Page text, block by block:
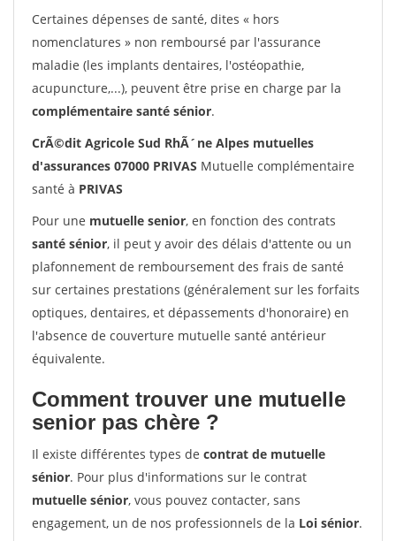
Certaines dépenses de santé, dites « hors
nomenclatures » non remboursé par l'assurance
maladie (les implants dentaires, l'ostéopathie,
acupuncture,...), peuvent être prise en charge par la
complémentaire santé sénior.
CrÃ©dit Agricole Sud RhÃ´ne Alpes mutuelles
d'assurances 07000 PRIVAS Mutuelle complémentaire
santé à PRIVAS
Pour une mutuelle senior, en fonction des contrats
santé sénior, il peut y avoir des délais d'attente ou un
plafonnement de remboursement des frais de santé
sur certaines prestations (généralement sur les forfaits
optiques, dentaires, et dépassements d'honoraire) en
l'absence de couverture mutuelle santé antérieur
équivalente.
Comment trouver une mutuelle
senior pas chère ?
Il existe différentes types de contrat de mutuelle
sénior. Pour plus d'informations sur le contrat
mutuelle sénior, vous pouvez contacter, sans
engagement, un de nos professionnels de la Loi sénior.